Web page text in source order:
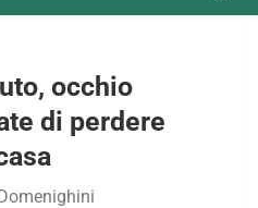
occhio
di perdere